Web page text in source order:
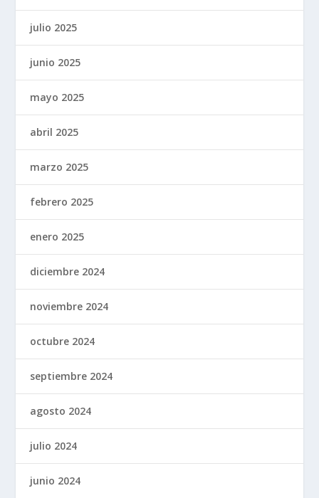
julio 2025
junio 2025
mayo 2025
abril 2025
marzo 2025
febrero 2025
enero 2025
diciembre 2024
noviembre 2024
octubre 2024
septiembre 2024
agosto 2024
julio 2024
junio 2024